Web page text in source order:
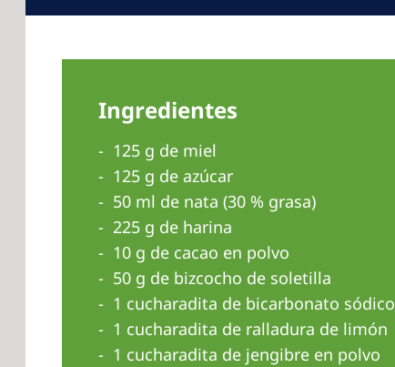
Ingredientes
125 g de miel
125 g de azúcar
50 ml de nata (30 % grasa)
225 g de harina
10 g de cacao en polvo
50 g de bizcocho de soletilla
1 cucharadita de bicarbonato sódico
1 cucharadita de ralladura de limón
1 cucharadita de jengibre en polvo